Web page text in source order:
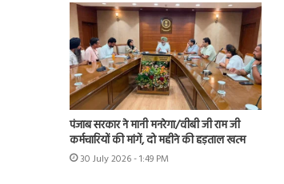
पंजाब सरकार ने मानी मनरेगा/वीबी जी राम जी
कर्मचारियों की मांगें, दो महीने की हड़ताल खत्म
30 July 2026 - 1:49 PM